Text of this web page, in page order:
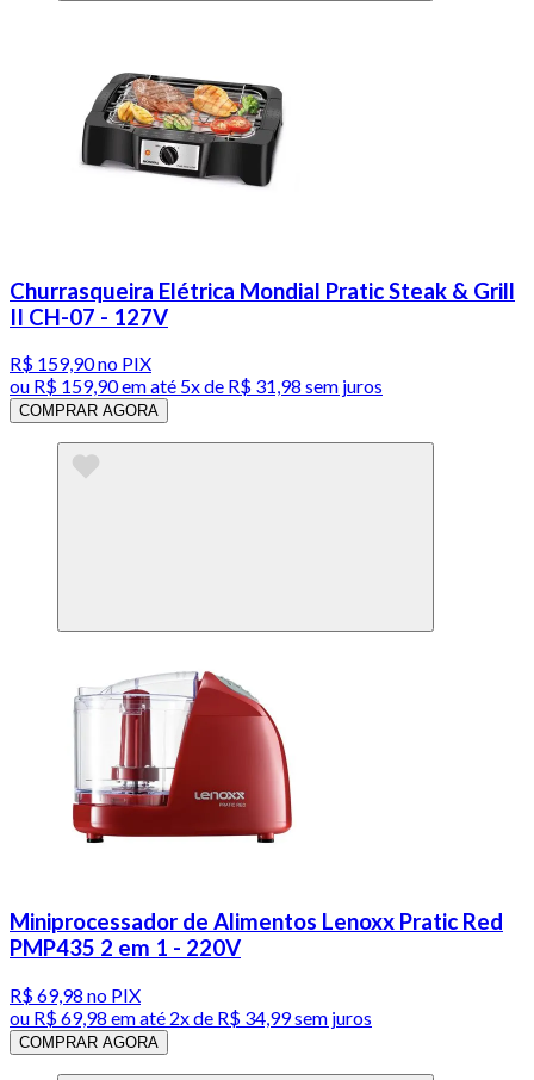
Churrasqueira Elétrica Mondial Pratic Steak & Grill
II CH-07 - 127V
R$ 159,90no PIX
ou R$ 159,90em até 5x de R$ 31,98 sem juros
COMPRAR AGORA
Miniprocessador de Alimentos Lenoxx Pratic Red
PMP435 2 em 1 - 220V
R$ 69,98 no PIX
ou R$ 69,98 em até 2x de R$ 34,99 sem juros
COMPRAR AGORA